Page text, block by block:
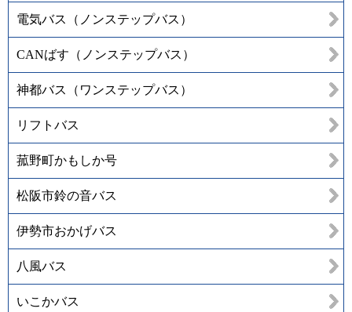
電気バス（ノンステップバス）
CANばす（ノンステップバス）
神都バス（ワンステップバス）
リフトバス
菰野町かもしか号
松阪市鈴の音バス
伊勢市おかげバス
八風バス
いこかバス